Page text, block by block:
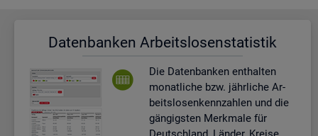
Da­ten­ban­ken Ar­beits­lo­sen­sta­tis­tik
Die Da­ten­ban­ken ent­hal­ten
mo­nat­li­che bzw. jähr­li­che Ar­
beits­lo­sen­kenn­zah­len und die
gän­gigs­ten Merk­ma­le für